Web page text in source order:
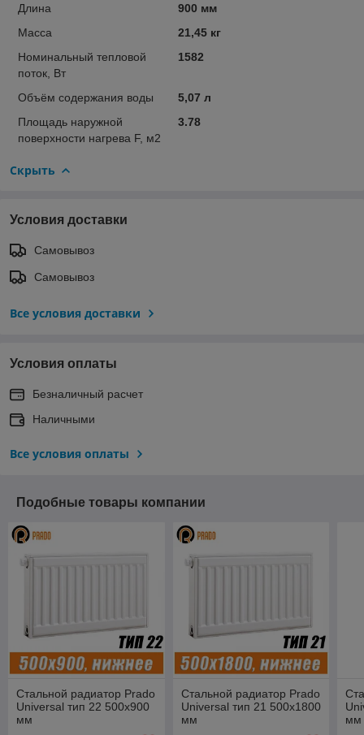
Длина
900 мм
Масса
21,45 кг
Номинальный тепловой
поток, Вт
1582
Объём содержания воды
5,07 л
Площадь наружной
поверхности нагрева F, м2
3.78
Скрыть
Условия доставки
Самовывоз
Самовывоз
Все условия доставки
Условия оплаты
Безналичный расчет
Наличными
Все условия оплаты
Подобные товары компании
Стальной радиатор Prado
Universal тип 22 500x900
мм
Стальной радиатор Prado
Universal тип 21 500x1800
мм
мм